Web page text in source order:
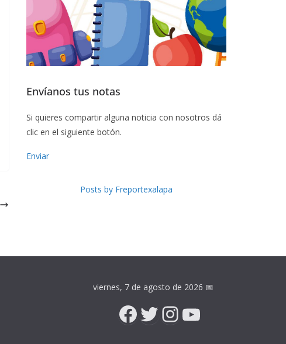
Envíanos tus notas
Si quieres compartir alguna noticia con nosotros dá
clic en el siguiente botón.
Enviar
Posts by Freportexalapa
viernes, 7 de agosto de 2026 📅
Facebook
Twitter
Instagram
YouTube